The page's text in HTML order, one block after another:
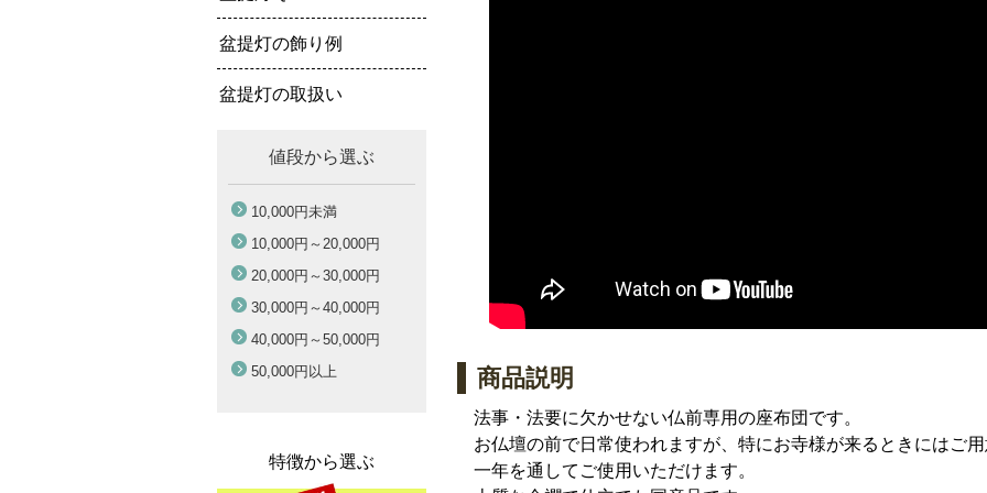
商品説明
法事・法要に欠かせない仏前専用の座布団です。
お仏壇の前で日常使われますが、特にお寺様が来るときにはご用
一年を通してご使用いただけます。
盆提灯の飾り例
盆提灯の取扱い
値段から選ぶ
10,000円未満
10,000円～ 20,000円
20,000円～ 30,000円
30,000円～ 40,000円
40,000円～ 50,000円
50,000円 以上
特徴から選ぶ